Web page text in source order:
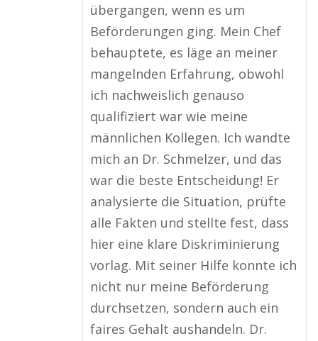
übergangen, wenn es um
Beförderungen ging. Mein Chef
behauptete, es läge an meiner
mangelnden Erfahrung, obwohl
ich nachweislich genauso
qualifiziert war wie meine
männlichen Kollegen. Ich wandte
mich an Dr. Schmelzer, und das
war die beste Entscheidung! Er
analysierte die Situation, prüfte
alle Fakten und stellte fest, dass
hier eine klare Diskriminierung
vorlag. Mit seiner Hilfe konnte ich
nicht nur meine Beförderung
durchsetzen, sondern auch ein
faires Gehalt aushandeln. Dr.